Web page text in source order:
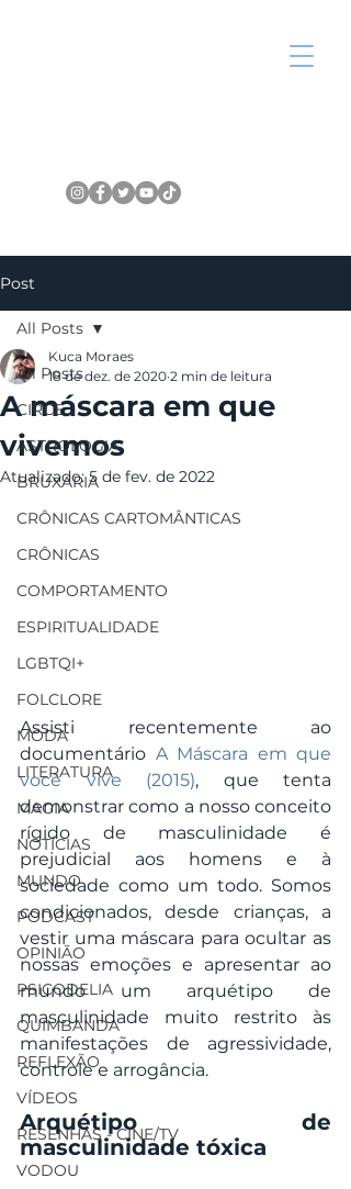
Post
All Posts
CIRCE
ASTROLOGIA
BRUXARIA
CRÔNICAS CARTOMÂNTICAS
CRÔNICAS
COMPORTAMENTO
ESPIRITUALIDADE
LGBTQI+
FOLCLORE
MODA
LITERATURA
MAGIA
NOTÍCIAS
MUNDO
PODCAST
OPINIÃO
PSICODELIA
QUIMBANDA
REFLEXÃO
VÍDEOS
RESENHAS - CINE/TV
VODOU
All Posts
A máscara em que
vivemos
Kuca Moraes
18 de dez. de 2020 2 min de leitura
Atualizado:5 de fev. de 2022
Assisti recentemente ao
documentário A Máscara em que
você vive (2015), que tenta
demonstrar como a nosso conceito
rígido de masculinidade é
prejudicial aos homens e à
sociedade como um todo. Somos
condicionados, desde crianças, a
vestir uma máscara para ocultar as
nossas emoções e apresentar ao
mundo um arquétipo de
masculinidade muito restrito às
manifestações de agressividade,
controle e arrogância.
Arquétipo de
masculinidade tóxica